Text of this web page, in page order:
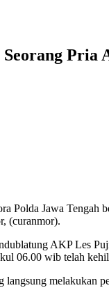
Pria
Polda Jawa Tengah
(curanmor).
AKP Les
06.00 wib telah
melakukan